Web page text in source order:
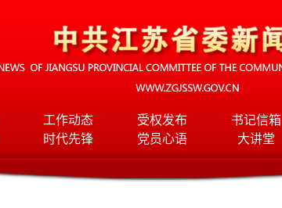
工作动态 受权发布 书记信箱
时代先锋 党员心语 大讲堂